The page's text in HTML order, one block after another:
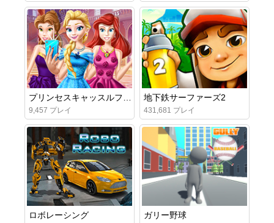
9,457 プレイ
地下鉄サーファーズ2
431,681 プレイ
ロボレーシング ガリー野球